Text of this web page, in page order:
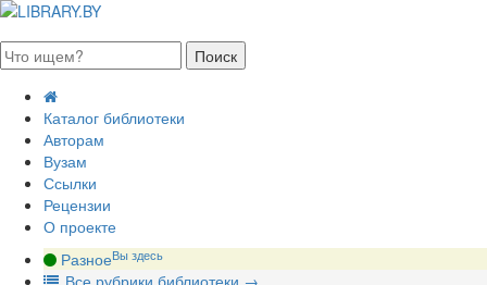
Каталог библиотеки
Авторам
Вузам
Ссылки
Рецензии
О проекте
РазноеВы здесь
Все рубрики библиотеки →